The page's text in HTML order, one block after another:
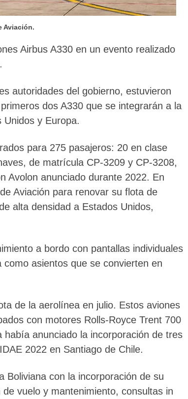
Aviación.
Airbus A330 en un evento realizado
autoridades del gobierno, estuvieron
dos A330 que se integrarán a la
y Europa.
para 275 pasajeros: 20 en clase
de matrícula CP-3209 y CP-3208,
Avolon anunciado durante 2022. En
Aviación para renovar su flota de
alta densidad a Estados Unidos,
a bordo con pantallas individuales
asientos que se convierten en
de la aerolínea en julio. Estos aviones
con motores Rolls-Royce Trent 700
anunciado la incorporación de tres
2022 en Santiago de Chile.
Boliviana con la incorporación de su
vuelo y mantenimiento, consultas in